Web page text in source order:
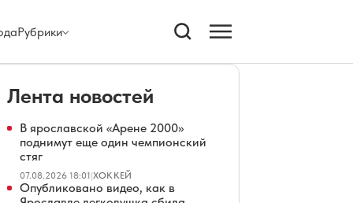
Рубрики
Лента новостей
В ярославской «Арене 2000»
поднимут еще один чемпионский
стяг
07.08.2026 18:01|ХОККЕЙ
Опубликовано видео, как в